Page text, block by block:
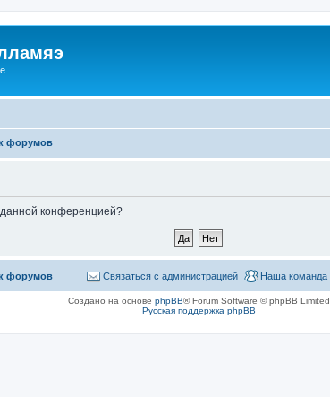
форумов
конференцией?
форумов Наша команда
Связаться с администрацией
Создано на основе phpBB® Forum Software © phpBB Limited
Русская поддержка phpBB